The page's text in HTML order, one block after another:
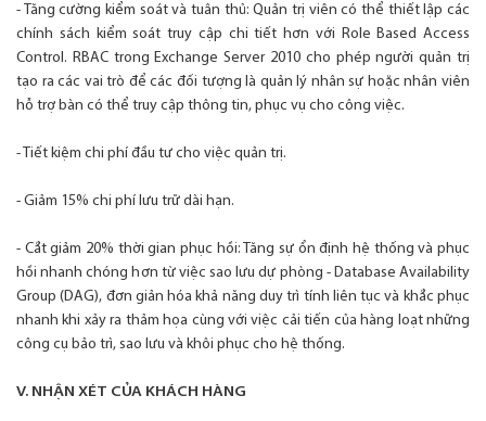
- Tăng cường kiểm soát và tuân thủ: Quản trị viên có thể thiết lập các
chính sách kiểm soát truy cập chi tiết hơn với Role Based Access
Control. RBAC trong Exchange Server 2010 cho phép người quản trị
tạo ra các vai trò để các đối tượng là quản lý nhân sự hoặc nhân viên
hỗ trợ bàn có thể truy cập thông tin, phục vụ cho công việc.
- Tiết kiệm chi phí đầu tư cho việc quản trị.
- Giảm 15% chi phí lưu trữ dài hạn.
- Cắt giảm 20% thời gian phục hồi: Tăng sự ổn định hệ thống và phục
hồi nhanh chóng hơn từ việc sao lưu dự phòng - Database Availability
Group (DAG), đơn giản hóa khả năng duy trì tính liên tục và khắc phục
nhanh khi xảy ra thảm họa cùng với việc cải tiến của hàng loạt những
công cụ bảo trì, sao lưu và khôi phục cho hệ thống.
V. NHẬN XÉT CỦA KHÁCH HÀNG